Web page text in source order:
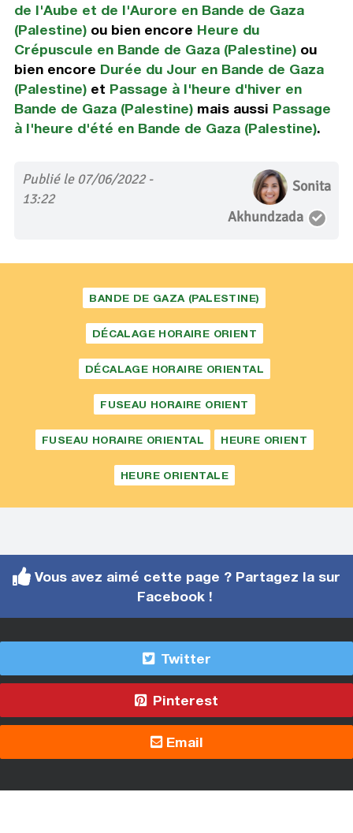
de l'Aube et de l'Aurore en Bande de Gaza
(Palestine)ou bien encore Heure du
Crépuscule en Bande de Gaza (Palestine)ou
bien encore Durée du Jour en Bande de Gaza
(Palestine)et Passage à l'heure d'hiver en
Bande de Gaza (Palestine)mais aussi Passage
à l'heure d'été en Bande de Gaza (Palestine).
Publié le 07/06/2022 -
13:22
Sonita
Akhundzada
BANDE DE GAZA (PALESTINE)
DÉCALAGE HORAIRE ORIENT
DÉCALAGE HORAIRE ORIENTAL
FUSEAU HORAIRE ORIENT
FUSEAU HORAIRE ORIENTAL HEURE ORIENT
HEURE ORIENTALE
Vous avez aimé cette page ? Partagez la sur
Facebook !
Twitter
Pinterest
Email